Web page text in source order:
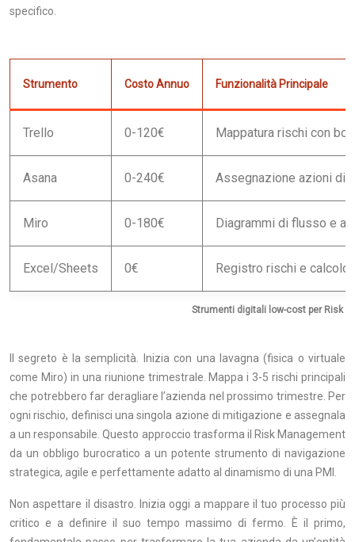
specifico.
Strumenti digitali low-cost per Risk
Strumento Costo Annuo Funzionalità Principale
Trello 0-120€ Mappatura rischi con
Asana 0-240€ Assegnazione azioni di
Miro 0-180€ Diagrammi di flusso e
Excel/Sheets 0€ Registro rischi e calcolo
Il segreto è la semplicità. Inizia con una lavagna (fisica o virtuale
come Miro) in una riunione trimestrale. Mappa i 3-5 rischi principali
che potrebbero far deragliare l’azienda nel prossimo trimestre. Per
ogni rischio, definisci una singola azione di mitigazione e assegnala
a un responsabile. Questo approccio trasforma il Risk Management
da un obbligo burocratico a un potente strumento di navigazione
strategica, agile e perfettamente adatto al dinamismo di una PMI.
Non aspettare il disastro. Inizia oggi a mappare il tuo processo più
critico e a definire il suo tempo massimo di fermo. È il primo,